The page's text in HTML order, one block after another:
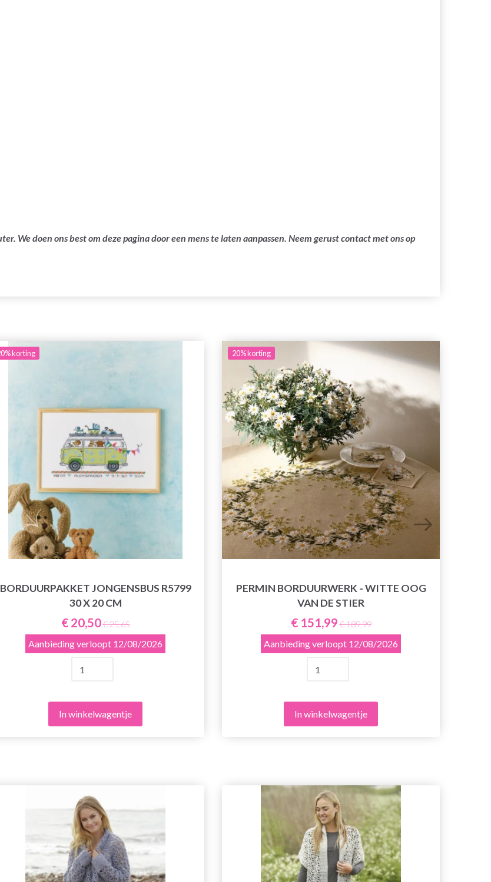
We doen ons best om deze pagina door een mens te laten aanpassen. Neem gerust contact met ons op
korting
BORDUURPAKKET JONGENSBUS R5799
30 X 20 CM
€ 20,50€ 25,65
Aanbieding verloopt 12/08/2026
In winkelwagentje
20%korting
PERMIN BORDUURWERK - WITTE OOG
VAN DE STIER
€ 151,99 € 189,99
Aanbieding verloopt 12/08/2026
In winkelwagentje